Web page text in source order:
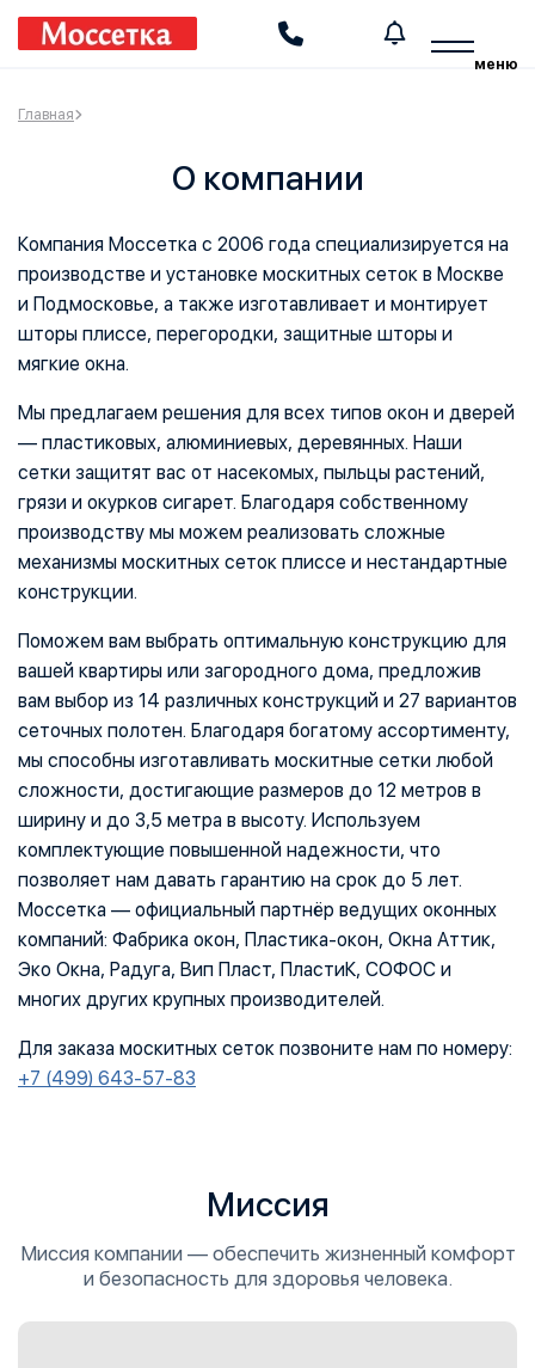
меню
Главная
О компании
Компания Моссетка с 2006 года специализируется на
производстве и установке москитных сеток в Москве
и Подмосковье, а также изготавливает и монтирует
шторы плиссе, перегородки, защитные шторы и
мягкие окна.
Мы предлагаем решения для всех типов окон и дверей
— пластиковых, алюминиевых, деревянных. Наши
сетки защитят вас от насекомых, пыльцы растений,
грязи и окурков сигарет. Благодаря собственному
производству мы можем реализовать сложные
механизмы москитных сеток плиссе и нестандартные
конструкции.
Поможем вам выбрать оптимальную конструкцию для
вашей квартиры или загородного дома, предложив
вам выбор из 14 различных конструкций и 27 вариантов
сеточных полотен. Благодаря богатому ассортименту,
мы способны изготавливать москитные сетки любой
сложности, достигающие размеров до 12 метров в
ширину и до 3,5 метра в высоту. Используем
комплектующие повышенной надежности, что
позволяет нам давать гарантию на срок до 5 лет.
Моссетка — официальный партнёр ведущих оконных
компаний: Фабрика окон, Пластика-окон, Окна Аттик,
Эко Окна, Радуга, Вип Пласт, ПластиК, СОФОС и
многих других крупных производителей.
Для заказа москитных сеток позвоните нам по номеру:
+7 (499) 643-57-83
Миссия
Миссия компании — обеспечить жизненный комфорт
и безопасность для здоровья человека.